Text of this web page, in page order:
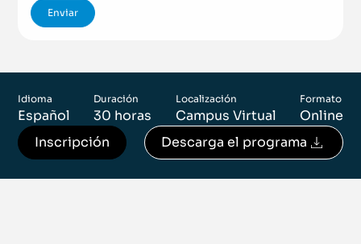
Idioma
Español
Duración
30 horas
Localización
Campus Virtual
Formato
Online
Inscripción
Descarga el programa